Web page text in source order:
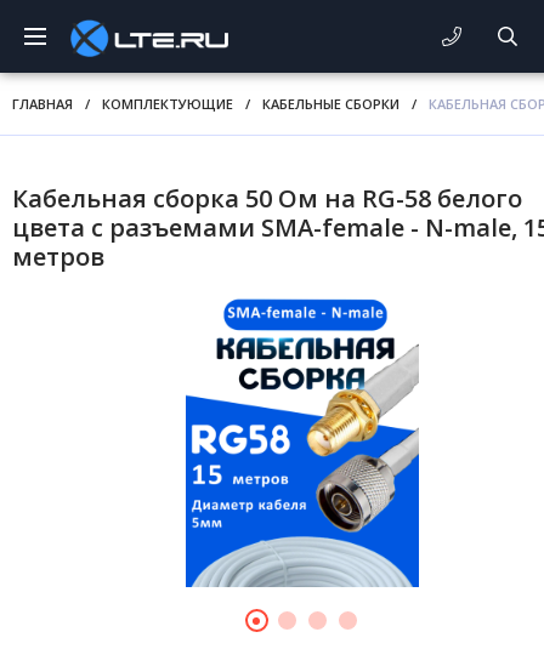
ГЛАВНАЯ / КОМПЛЕКТУЮЩИЕ / КАБЕЛЬНЫЕ СБОРКИ / КАБЕЛЬНАЯ
Кабельная сборка 50 Ом на RG-58 белого
цвета с разъемами SMA-female - N-male,
метров